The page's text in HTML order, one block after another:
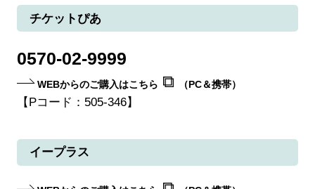
チケットぴあ
0570-02-9999
WEBからのご購入はこちら （PC＆携帯）
【Pコード：505-346】
イープラス